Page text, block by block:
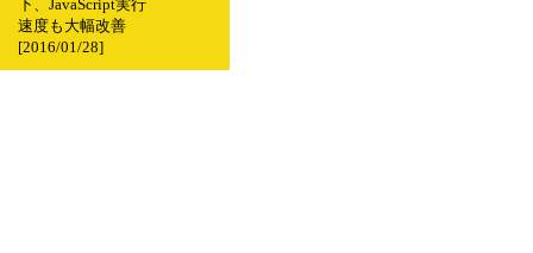
下、JavaScript実行
速度も大幅改善
[2016/01/28]